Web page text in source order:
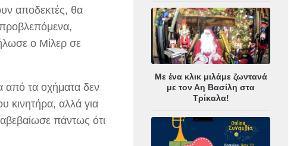
αποδεκτές, θα
ο Μίλερ σε
από τα οχήματα δεν
κινητήρα, αλλά για
πάντως ότι
Με ένα κλικ μιλάμε ζωντανά
με τον Αη Βασίλη στα
Τρίκαλα!